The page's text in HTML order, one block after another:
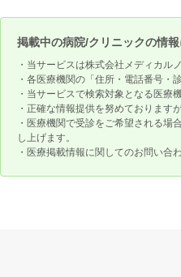
掲載中の病院/クリニックの情
・当サービスは株式会社メディカル
・各医療機関の「住所・電話番号・
・当サービスで検索対象となる医
・正確な情報提供を努めております
・医療機関で受診をご希望される
し上げます。
・医療掲載情報に関してのお問い合